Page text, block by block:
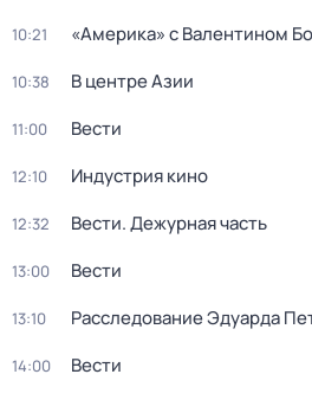
10:21 «Америка» с Валентином
10:38 В центре Азии
11:00 Вести
12:10 Индустрия кино
12:32 Вести. Дежурная часть
13:00 Вести
13:10 Расследование Эдуарда
14:00 Вести